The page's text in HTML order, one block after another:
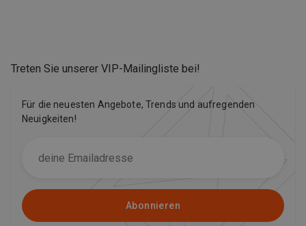
Treten Sie unserer VIP-Mailingliste bei!
Für die neuesten Angebote, Trends und aufregenden
Neuigkeiten!
Abonnieren